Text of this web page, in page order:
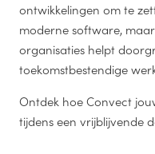
ontwikkelingen om te
moderne software,
organisaties helpt
toekomstbestendige
Ontdek hoe Convect
tijdens een vrijblijvende